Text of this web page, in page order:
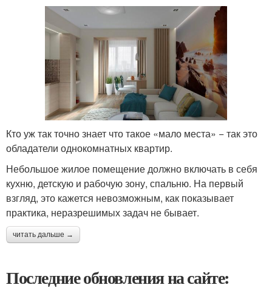
Кто уж так точно знает что такое «мало места» − так это
обладатели однокомнатных квартир.
Небольшое жилое помещение должно включать в себя
кухню, детскую и рабочую зону, спальню. На первый
взгляд, это кажется невозможным, как показывает
практика, неразрешимых задач не бывает.
читать дальше →
Последние обновления на сайте: